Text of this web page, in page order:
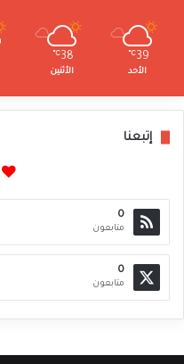
39
℃
الأحد
38
℃
الأثنين
إتبعنا
0
متابعون
0
متابعون